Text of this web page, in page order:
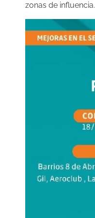
zonas de influencia.